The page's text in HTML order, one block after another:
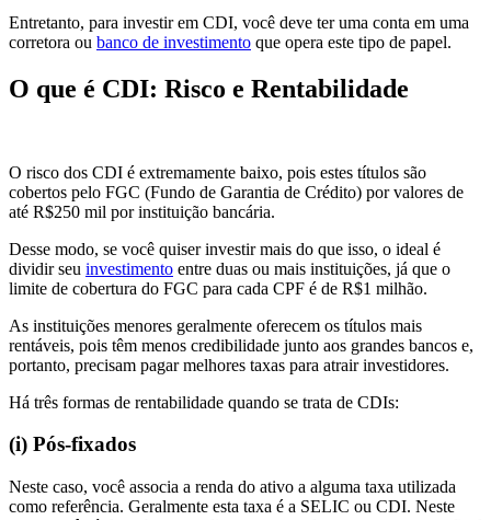
Entretanto, para investir em CDI, você deve ter uma conta em uma
corretora ou banco de investimento que opera este tipo de papel.
O que é CDI: Risco e Rentabilidade
O risco dos CDI é extremamente baixo, pois estes títulos são
cobertos pelo FGC (Fundo de Garantia de Crédito) por valores de
até R$250 mil por instituição bancária.
Desse modo, se você quiser investir mais do que isso, o ideal é
dividir seu investimento entre duas ou mais instituições, já que o
limite de cobertura do FGC para cada CPF é de R$1 milhão.
As instituições menores geralmente oferecem os títulos mais
rentáveis, pois têm menos credibilidade junto aos grandes bancos e,
portanto, precisam pagar melhores taxas para atrair investidores.
Há três formas de rentabilidade quando se trata de CDIs:
(i) Pós-fixados
Neste caso, você associa a renda do ativo a alguma taxa utilizada
como referência. Geralmente esta taxa é a SELIC ou CDI. Neste